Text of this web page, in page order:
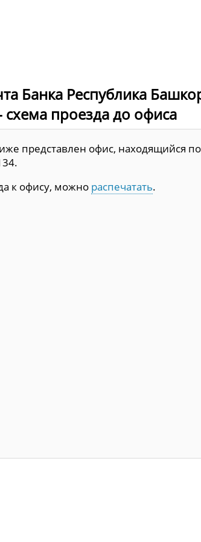
Банка Республика
схема проезда до офиса
представлен офис, находящийся
к офису, можно распечатать.